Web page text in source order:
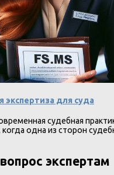
экспертиза для суда
судебная
когда одна из сторон
экспертам